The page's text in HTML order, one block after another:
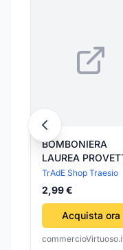
BOMBONIERA
LAUREA
ROSSA ROSSO
APPLICAZIONE
LEGNO TOCCO
TrAdE Shop Traesio
2,99 €
Acquista ora